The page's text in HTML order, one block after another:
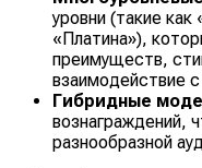
уровни (такие
«Платина»),
преимуществ,
взаимодействие
Гибридные
вознаграждений,
разнообразной